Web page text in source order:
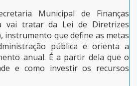
Municipal de Finanças
vai tratar da Lei de Diretrizes
instrumento que define as metas
pública e orienta a
anual. É a partir dela que o
e como investir os recursos